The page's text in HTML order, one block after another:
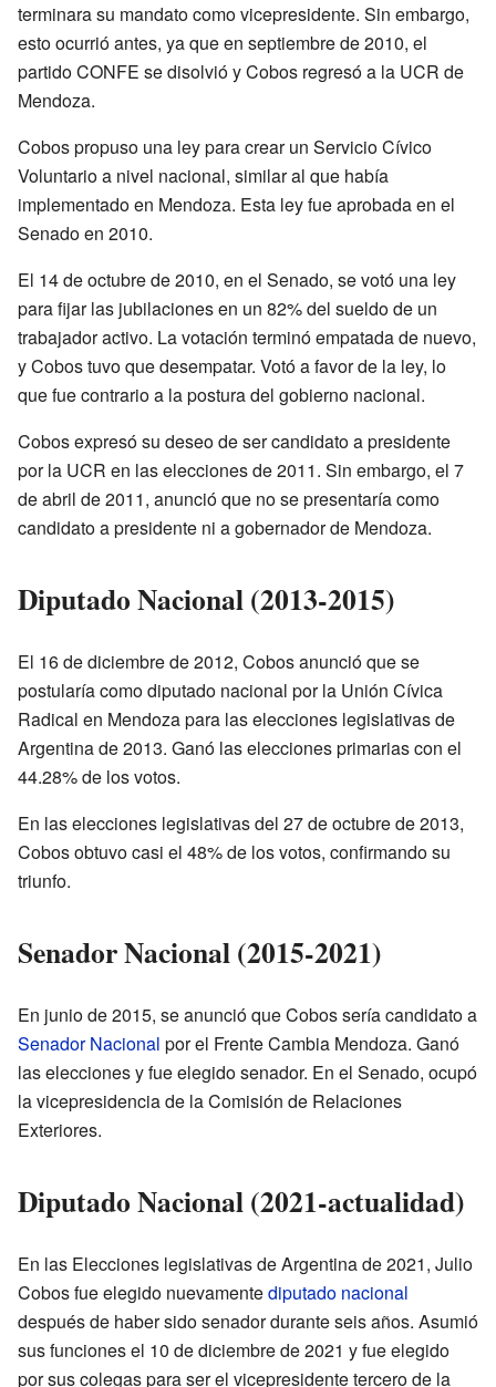
terminara su mandato como vicepresidente. Sin embargo,
esto ocurrió antes, ya que en septiembre de 2010, el
partido CONFE se disolvió y Cobos regresó a la UCR de
Mendoza.
Cobos propuso una ley para crear un Servicio Cívico
Voluntario a nivel nacional, similar al que había
implementado en Mendoza. Esta ley fue aprobada en el
Senado en 2010.
El 14 de octubre de 2010, en el Senado, se votó una ley
para fijar las jubilaciones en un 82% del sueldo de un
trabajador activo. La votación terminó empatada de nuevo,
y Cobos tuvo que desempatar. Votó a favor de la ley, lo
que fue contrario a la postura del gobierno nacional.
Cobos expresó su deseo de ser candidato a presidente
por la UCR en las elecciones de 2011. Sin embargo, el 7
de abril de 2011, anunció que no se presentaría como
candidato a presidente ni a gobernador de Mendoza.
Diputado Nacional (2013-2015)
El 16 de diciembre de 2012, Cobos anunció que se
postularía como diputado nacional por la Unión Cívica
Radical en Mendoza para las elecciones legislativas de
Argentina de 2013. Ganó las elecciones primarias con el
44.28% de los votos.
En las elecciones legislativas del 27 de octubre de 2013,
Cobos obtuvo casi el 48% de los votos, confirmando su
triunfo.
Senador Nacional (2015-2021)
En junio de 2015, se anunció que Cobos sería candidato a
Senador Nacional por el Frente Cambia Mendoza. Ganó
las elecciones y fue elegido senador. En el Senado, ocupó
la vicepresidencia de la Comisión de Relaciones
Exteriores.
Diputado Nacional (2021-actualidad)
En las Elecciones legislativas de Argentina de 2021, Julio
Cobos fue elegido nuevamentediputado nacional
después de haber sido senador durante seis años. Asumió
sus funciones el 10 de diciembre de 2021 y fue elegido
por sus colegas para ser el vicepresidente tercero de la